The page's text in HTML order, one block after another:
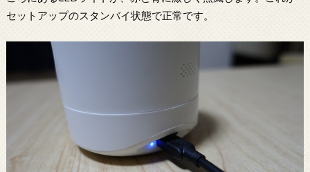
セットアップのスタンバイ状態で正常です。